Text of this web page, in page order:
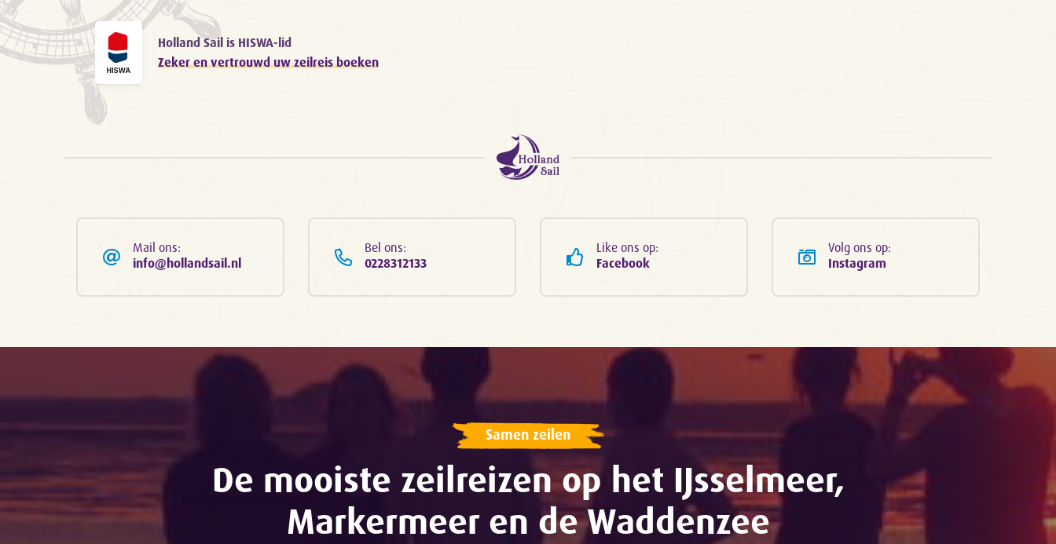
Holland Sail is HISWA-lid
Zeker en vertrouwd uw zeilreis boeken
Mail ons:
info@hollandsail.nl
Bel ons:
0228312133
Like ons op:
Facebook
Volg ons op:
Instagram
Samen zeilen
De mooiste zeilreizen op het IJsselmeer,
Markermeer en de Waddenzee